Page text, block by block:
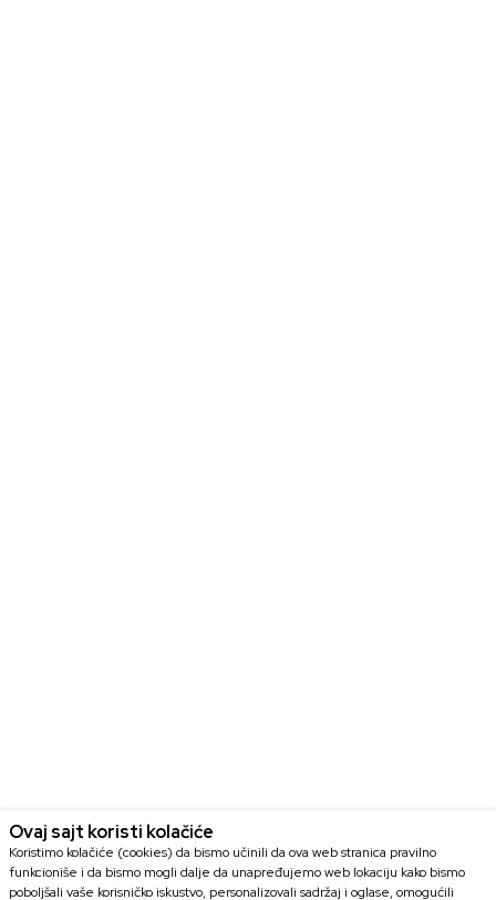
Ovaj sajt koristi kolačiće
Koristimo kolačiće (cookies) da bismo učinili da ova web stranica pravilno
funkcioniše i da bismo mogli dalje da unapređujemo web lokaciju kako bismo
poboljšali vaše korisničko iskustvo, personalizovali sadržaj i oglase, omogućili